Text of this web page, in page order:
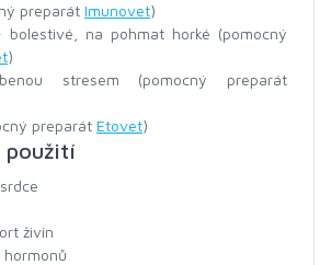
preparát Imunovet)
na pohmat horké (pomocný
)
stresem (pomocný preparát
preparát Etovet)
použití
živin